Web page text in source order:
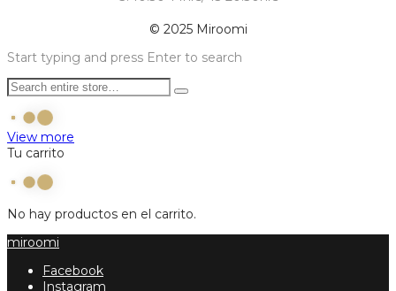
© 2025 Miroomi
Start typing and press Enter to search
View more
Tu carrito
No hay productos en el carrito.
miroomi
Facebook
Instagram